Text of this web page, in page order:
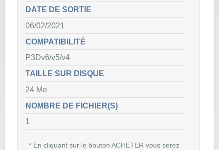
DATE DE SORTIE
06/02/2021
COMPATIBILITÉ
P3Dv6/v5/v4
TAILLE SUR DISQUE
24 Mo
NOMBRE DE FICHIER(S)
1
* En cliquant sur le bouton ACHETER vous serez